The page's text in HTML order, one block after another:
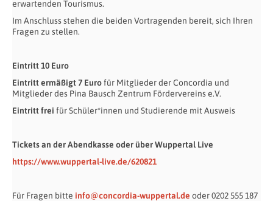
erwartenden Tourismus.
Im Anschluss stehen die beiden Vortragenden bereit, sich Ihren
Fragen zu stellen.
Eintritt 10 Euro
Eintritt ermäßigt 7 Eurofür Mitglieder der Concordia und
Mitglieder des Pina Bausch Zentrum Fördervereins e.V.
Eintritt frei für Schüler*innen und Studierende mit Ausweis
Tickets an der Abendkasse oder über Wuppertal Live
https://www.wuppertal-live.de/620821
Für Fragen bitte info@concordia-wuppertal.de oder 0202 555 187